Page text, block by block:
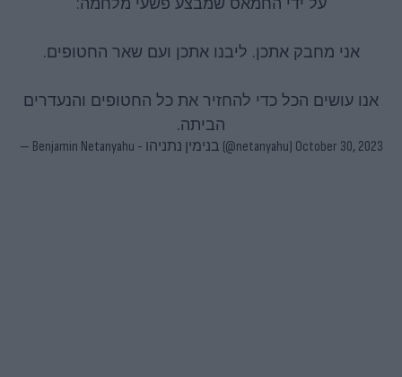
אני מחבק אתכן. ליבנו אתכן ועם שאר החטופים.
אנו עושים הכל כדי להחזיר את כל החטופים והנעדרים
הביתה.
— Benjamin Netanyahu - בנימין נתניהו (@netanyahu) October 30, 2023